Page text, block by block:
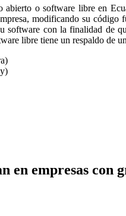
o software libre en
modificando su
software con la finalidad de
libre tiene un respaldo de
en empresas con